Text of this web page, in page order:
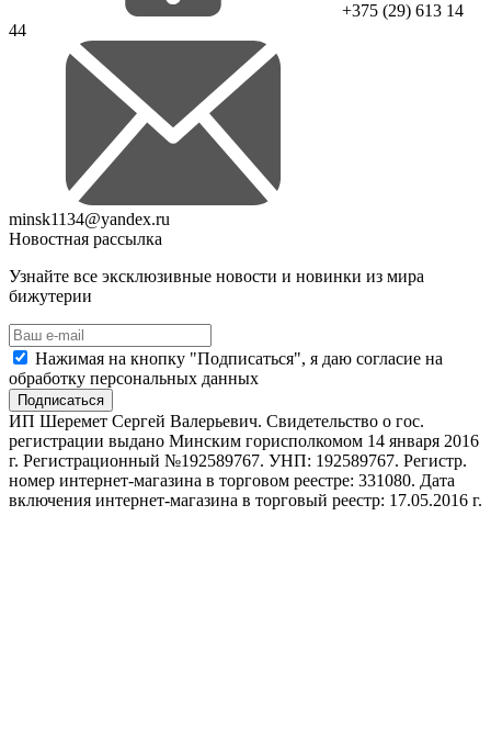
+375 (29) 613 14
44
minsk1134@yandex.ru
Новостная рассылка
Узнайте все эксклюзивные новости и новинки из мира
бижутерии
Нажимая на кнопку "Подписаться", я даю согласие на
обработку персональных данных
Подписаться
ИП Шеремет Сергей Валерьевич. Свидетельство о гос.
регистрации выдано Минским горисполкомом 14 января 2016
г. Регистрационный №192589767. УНП: 192589767. Регистр.
номер интернет-магазина в торговом реестре: 331080. Дата
включения интернет-магазина в торговый реестр: 17.05.2016 г.